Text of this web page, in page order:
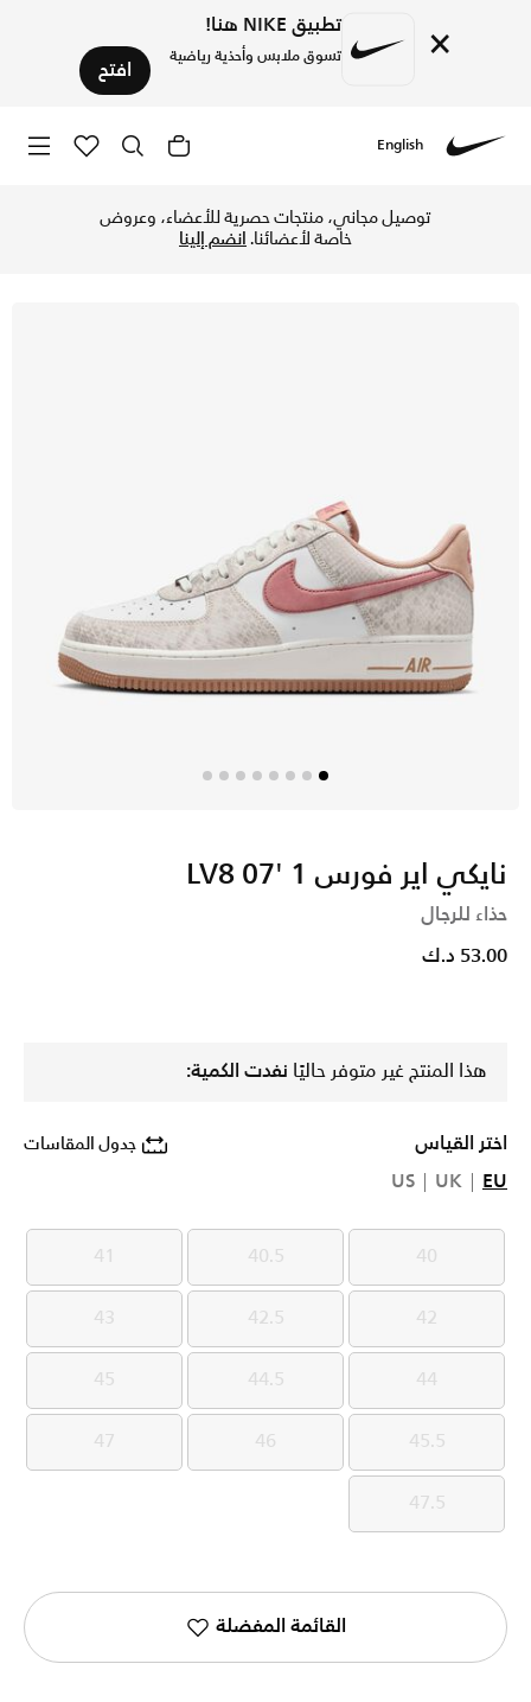
× تطبيق NIKE هنا!
تسوق ملابس وأحذية رياضية افتح
English
توصيل مجاني، منتجات حصرية للأعضاء، وعروض
خاصة لأعضائنا.انضم إلينا
نايكي اير فورس 1 '07 LV8
حذاء للرجال
53.00 د.ك
هذا المنتج غير متوفر حاليًا نفدت الكمية:
اختر القياس جدول المقاسات
EU
UK
US
40
40
40.5
40.5
41
41
42
42
42.5
42.5
43
43
44
44
44.5
44.5
45
45
45.5
45.5
46
46
47
47
47.5
47.5
القائمة المفضلة